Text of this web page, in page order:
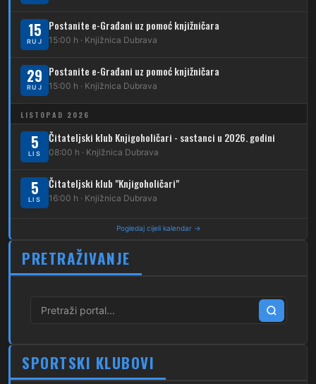
261 Dubec – Sesvete – Goranec
262 Dubec – Sesvete – Planina Donja
263 Dubec – Sesvete–Kašina – Pl.Gornja
264 Dubec – Sesvete – Jesenovec
267
270 Dubec – Sesvete – Blaguša
272 Dubec – Sesvete – Moravče
273
Dubec – Sesvete – Laktec
280 Dubec – Sesvete – Šimuncevec
15
RUJ
Postanite e-Građani uz pomoć knjižničara
15:00 h · Knjižnica Dubrava
29
RUJ
Postanite e-Građani uz pomoć knjižničara
15:00 h · Knjižnica Dubrava
LISTOPAD 2026
5
LIS
Čitateljski klub Knjigoholičari - sastanci u 2026. godini
08:00 h · Knjižnica Dubrava
5
LIS
Čitateljski klub "Knjigoholičari"
16:00 h · Knjižnica Dubrava
Pogledaj cijeli kalendar →
PRETRAŽIVANJE
SPORTSKI KLUBOVI